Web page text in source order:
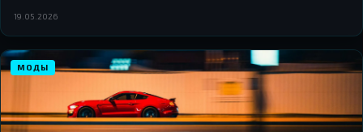
19.05.2026
МОДЫ